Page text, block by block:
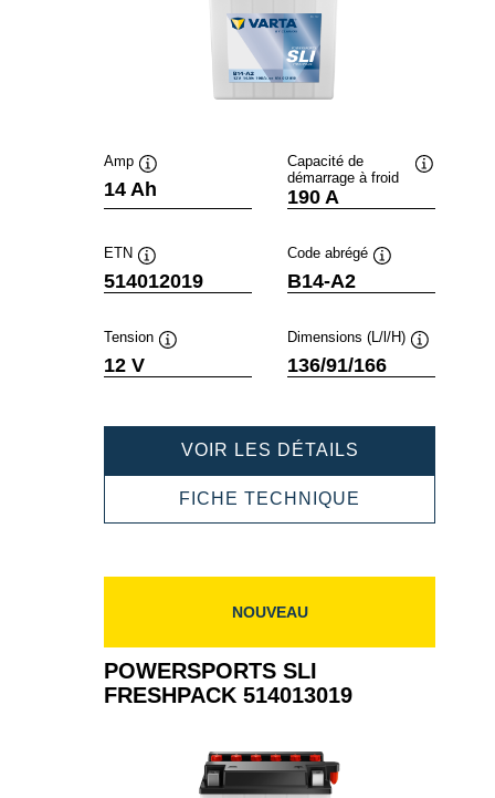
Amp
Infobulle
14 Ah
Capacité de
démarrage à froid
190 A
ETN
Infobulle
514012019
Code abrégé
B14-A2
Tension
12 V
Dimensions (L/l/H)
136/91/166
VOIR LES DÉTAILS
FRESHPACK
514012019
FICHE TECHNIQUE
NOUVEAU
POWERSPORTS SLI
FRESHPACK 514013019